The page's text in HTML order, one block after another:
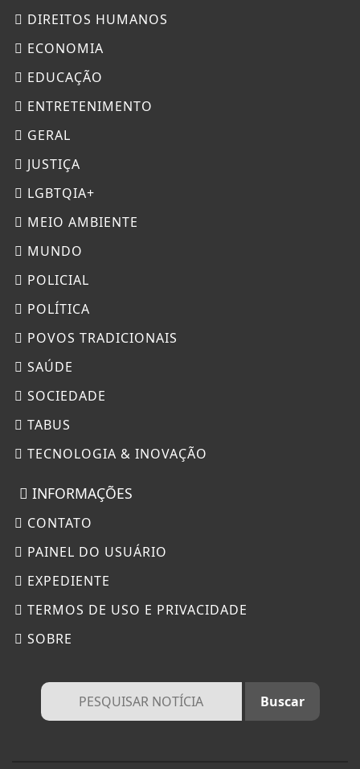
DIREITOS HUMANOS
ECONOMIA
EDUCAÇÃO
ENTRETENIMENTO
GERAL
JUSTIÇA
LGBTQIA+
MEIO AMBIENTE
MUNDO
POLICIAL
POLÍTICA
POVOS TRADICIONAIS
SAÚDE
SOCIEDADE
TABUS
TECNOLOGIA & INOVAÇÃO
INFORMAÇÕES
CONTATO
PAINEL DO USUÁRIO
EXPEDIENTE
TERMOS DE USO E PRIVACIDADE
SOBRE